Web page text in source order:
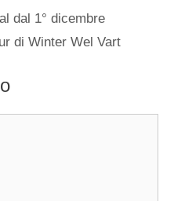
dal 1° dicembre
di Winter Wel Vart